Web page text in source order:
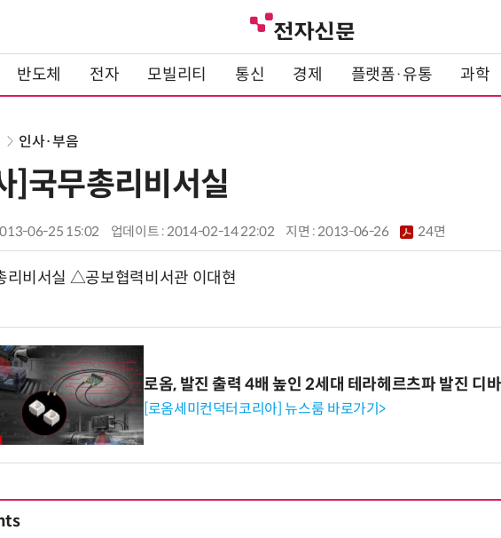
반도체 전자 모빌리티 통신 경제 플랫폼·유통 과학
인사·부음
]국무총리비서실
06-25 15:02 업데이트 : 2014-02-14 22:02 지면 :2013-06-26 24면
비서실 △공보협력비서관 이대현
로옴, 발진 출력 4배 높인 2세대 테라헤르츠파 발진 디
[로옴세미컨덕터코리아] 뉴스룸 바로가기>